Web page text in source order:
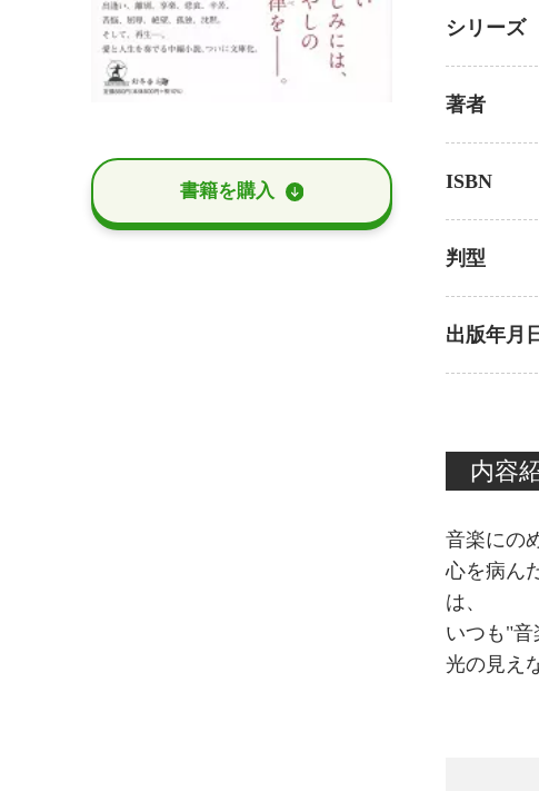
書籍を購⼊
シリーズ
著者
ISBN
判型
出版年月
内容
音楽にの
心を病ん
は、
いつも"音
光の見え